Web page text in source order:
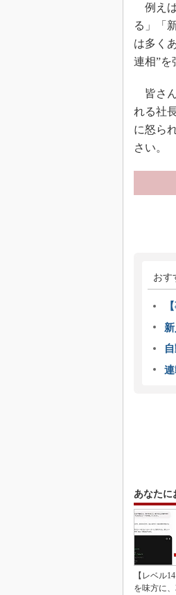
例えば
る」「
は多く
連相”を
皆さん
れる社
に怒ら
さい。
おす
あなたに
【レベル
を味方に